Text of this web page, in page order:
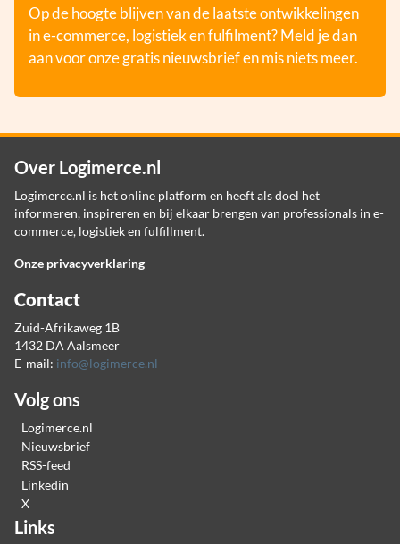
Op de hoogte blijven van de laatste ontwikkelingen
in e-commerce, logistiek en fulfilment? Meld je dan
aan voor onze gratis nieuwsbrief en mis niets meer.
Over Logimerce.nl
Logimerce.nl is het online platform en heeft als doel het
informeren, inspireren en bij elkaar brengen van professionals in e-
commerce, logistiek en fulfillment.
Onze privacyverklaring
Contact
Zuid-Afrikaweg 1B
1432 DA Aalsmeer
E-mail: info@logimerce.nl
Volg ons
Logimerce.nl
Nieuwsbrief
RSS-feed
Linkedin
X
Links